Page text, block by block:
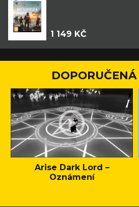
1 149 KČ
Arise Dark Lord –
Oznámení